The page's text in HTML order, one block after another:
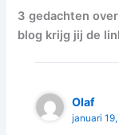
3 gedachten
blog krijg jij de
Olaf
januari